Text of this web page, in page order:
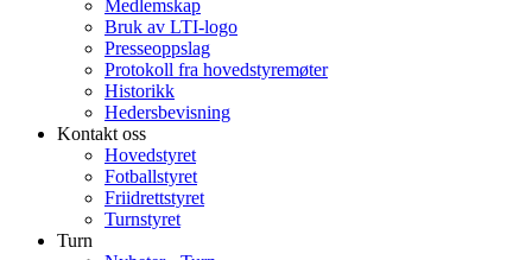
Medlemskap
Bruk av LTI-logo
Presseoppslag
Protokoll fra hovedstyremøter
Historikk
Hedersbevisning
Kontakt oss
Hovedstyret
Fotballstyret
Friidrettstyret
Turnstyret
Turn